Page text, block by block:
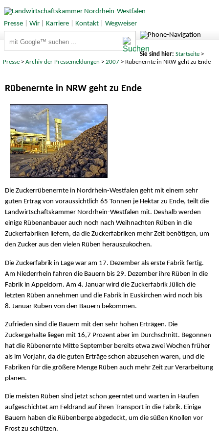
Presse| Wir| Karriere| Kontakt| Wegweiser
Sie sind hier: Startseite>
Presse >Archiv der Pressemeldungen > 2007 > Rübenernte in NRW geht zu Ende
Rübenernte in NRW geht zu Ende
Die Zuckerrübenernte in Nordrhein-Westfalen geht mit einem sehr
guten Ertrag von voraussichtlich 65 Tonnen je Hektar zu Ende, teilt die
Landwirtschaftskammer Nordrhein-Westfalen mit. Deshalb werden
einige Rübenanbauer auch noch nach Weihnachten Rüben in die
Zuckerfabriken liefern, da die Zuckerfabriken mehr Zeit benötigen, um
den Zucker aus den vielen Rüben herauszukochen.
Die Zuckerfabrik in Lage war am 17. Dezember als erste Fabrik fertig.
Am Niederrhein fahren die Bauern bis 29. Dezember ihre Rüben in die
Fabrik in Appeldorn. Am 4. Januar wird die Zuckerfabrik Jülich die
letzten Rüben annehmen und die Fabrik in Euskirchen wird noch bis
8. Januar Rüben von den Bauern bekommen.
Zufrieden sind die Bauern mit den sehr hohen Erträgen. Die
Zuckergehalte liegen mit 16,7 Prozent aber im Durchschnitt. Begonnen
hat die Rübenernte Mitte September bereits etwa zwei Wochen früher
als im Vorjahr, da die guten Erträge schon abzusehen waren, und die
Fabriken für die größere Menge Rüben auch mehr Zeit zur Verarbeitung
planen.
Die meisten Rüben sind jetzt schon geerntet und warten in Haufen
aufgeschichtet am Feldrand auf ihren Transport in die Fabrik. Einige
Bauern haben die Rübenberge abgedeckt, um die süßen Knollen vor
Frost zu schützen.